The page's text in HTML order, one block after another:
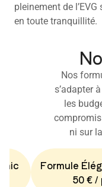
pleinement de
en toute tranquillité.
Nos
s’adapter
les
ni sur
Formule
50 € /